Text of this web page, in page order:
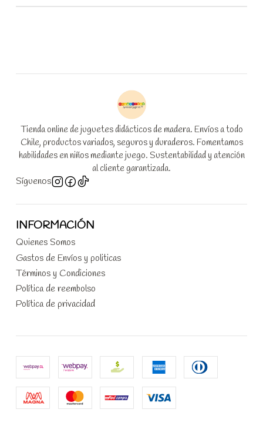
Tienda online de juguetes didácticos de madera. Envíos a todo
Chile, productos variados, seguros y duraderos. Fomentamos
habilidades en niños mediante juego. Sustentabilidad y atención
al cliente garantizada.
Síguenos
INFORMACIÓN
Quienes Somos
Gastos de Envíos y politicas
Términos y Condiciones
Política de reembolso
Política de privacidad